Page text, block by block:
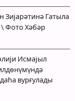
Зијарәтинә Гатыла
\ Фото Хәбәр
Исмајыл
вурғулады